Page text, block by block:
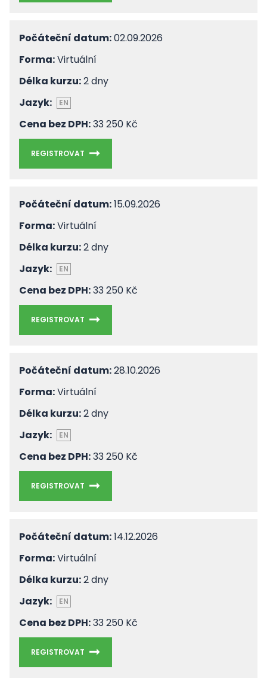
Počáteční datum:02.09.2026
Forma:Virtuální
Délka kurzu:2 dny
Jazyk:
EN
Cena bez DPH:33 250 Kč
REGISTROVAT
Počáteční datum:15.09.2026
Forma:Virtuální
Délka kurzu:2 dny
Jazyk:
EN
Cena bez DPH:33 250 Kč
REGISTROVAT
Počáteční datum:28.10.2026
Forma:Virtuální
Délka kurzu:2 dny
Jazyk:
EN
Cena bez DPH:33 250 Kč
REGISTROVAT
Počáteční datum:14.12.2026
Forma:Virtuální
Délka kurzu:2 dny
Jazyk:
EN
Cena bez DPH:33 250 Kč
REGISTROVAT